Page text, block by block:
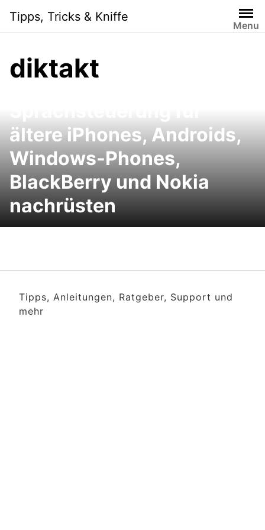
content
Tipps, Tricks & Kniffe
Menu
diktakt
ältere iPhones, Androids,
Windows-Phones,
BlackBerry und Nokia
nachrüsten
Tipps, Anleitungen, Ratgeber, Support und
mehr